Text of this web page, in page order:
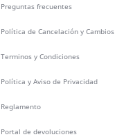
Preguntas frecuentes
Política de Cancelación y Cambios
Terminos y Condiciones
Política y Aviso de Privacidad
Reglamento
Portal de devoluciones